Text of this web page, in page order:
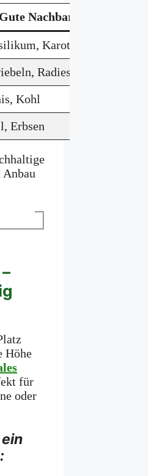
Gute Nachbarn
Karotten
Radieschen
Kohl
Erbsen
Höhe
für
oder